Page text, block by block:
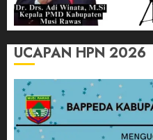
UCAPAN HPN 2026